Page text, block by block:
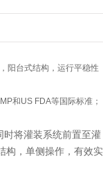
阳台式结构，运行平稳性
和US FDA等国际标准；
将灌装系统前置至灌
构，单侧操作，有效实